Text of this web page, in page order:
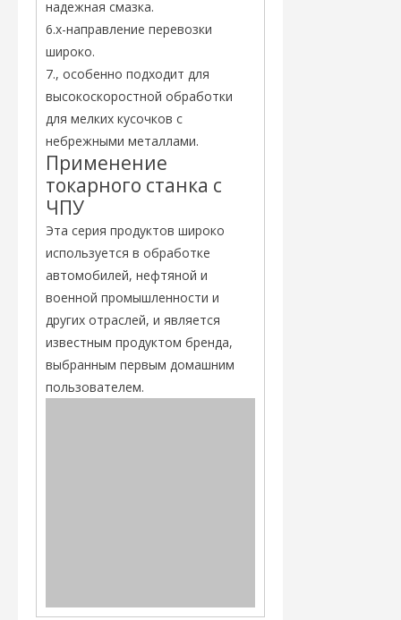
надежная смазка.
6.x-направление перевозки
широко.
7., особенно подходит для
высокоскоростной обработки
для мелких кусочков с
небрежными металлами.
Применение
токарного станка с
ЧПУ
Эта серия продуктов широко
используется в обработке
автомобилей, нефтяной и
военной промышленности и
других отраслей, и является
известным продуктом бренда,
выбранным первым домашним
пользователем.